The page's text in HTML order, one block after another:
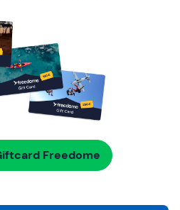
Freedome